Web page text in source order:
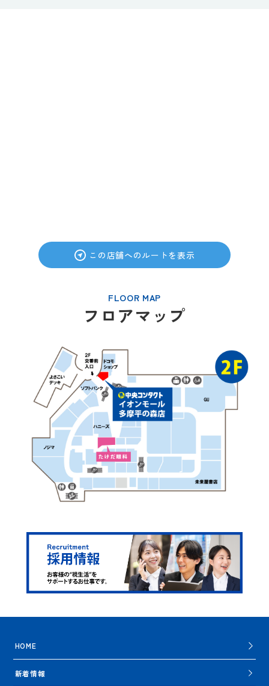
この店舗へのルートを表示
FLOOR MAP
フロアマップ
HOME
新着情報